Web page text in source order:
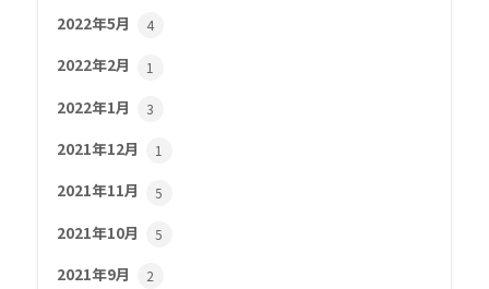
2022年5月 4
2022年2月 1
2022年1月 3
2021年12月 1
2021年11月 5
2021年10月 5
2021年9月 2